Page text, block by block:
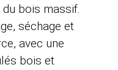
bois massif.
séchage et
avec une
bois et